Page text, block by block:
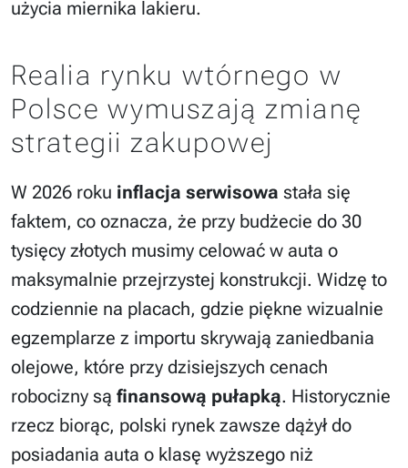
użycia miernika lakieru.
Realia rynku wtórnego w
Polsce wymuszają zmianę
strategii zakupowej
W 2026 roku inflacja serwisowa stała się
faktem, co oznacza, że przy budżecie do 30
tysięcy złotych musimy celować w auta o
maksymalnie przejrzystej konstrukcji. Widzę to
codziennie na placach, gdzie piękne wizualnie
egzemplarze z importu skrywają zaniedbania
olejowe, które przy dzisiejszych cenach
robocizny są finansową pułapką. Historycznie
rzecz biorąc, polski rynek zawsze dążył do
posiadania auta o klasę wyższego niż